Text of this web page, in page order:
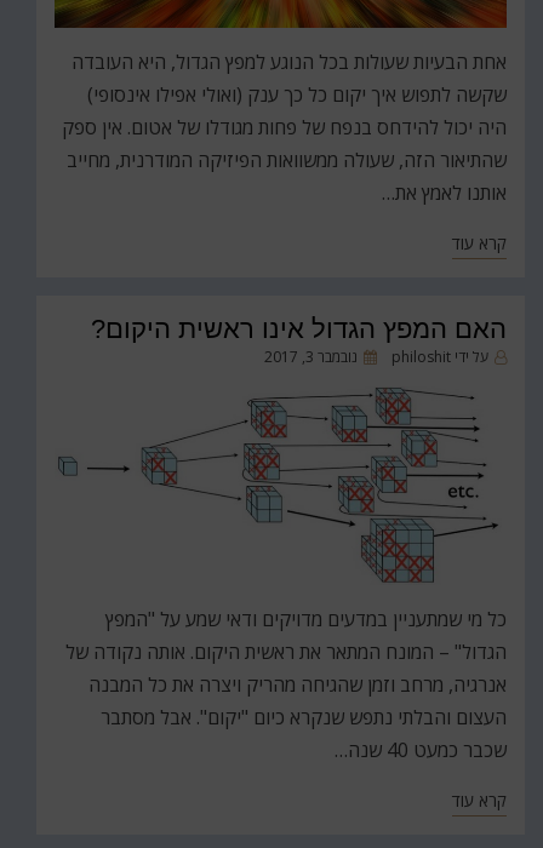
אחת הבעיות שעולות בכל הנוגע למפץ הגדול, היא העובדה
שקשה לתפוש איך יקום כל כך ענק (ואולי אפילו אינסופי)
היה יכול להידחס בנפח של פחות מגודלו של אטום. אין ספק
שהתיאור הזה, שעולה ממשוואות הפיזיקה המודרנית, מחייב
אותנו לאמץ את…
קרא עוד
האם המפץ הגדול אינו ראשית היקום?
על ידי philoshit
פורסםנובמבר 3, 2017
כל מי שמתעניין במדעים מדויקים ודאי שמע על "המפץ
הגדול" – המונח המתאר את ראשית היקום. אותה נקודה של
אנרגיה, מרחב וזמן שהגיחה מהריק ויצרה את כל המבנה
העצום והבלתי נתפש שנקרא כיום "יקום". אבל מסתבר
שכבר כמעט 40 שנה…
קרא עוד